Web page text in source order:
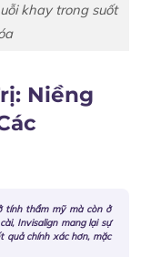
khay trong suốt
Niềng
tính thẩm mỹ mà còn ở
Invisalign mang lại sự
quả chính xác hơn, mặc